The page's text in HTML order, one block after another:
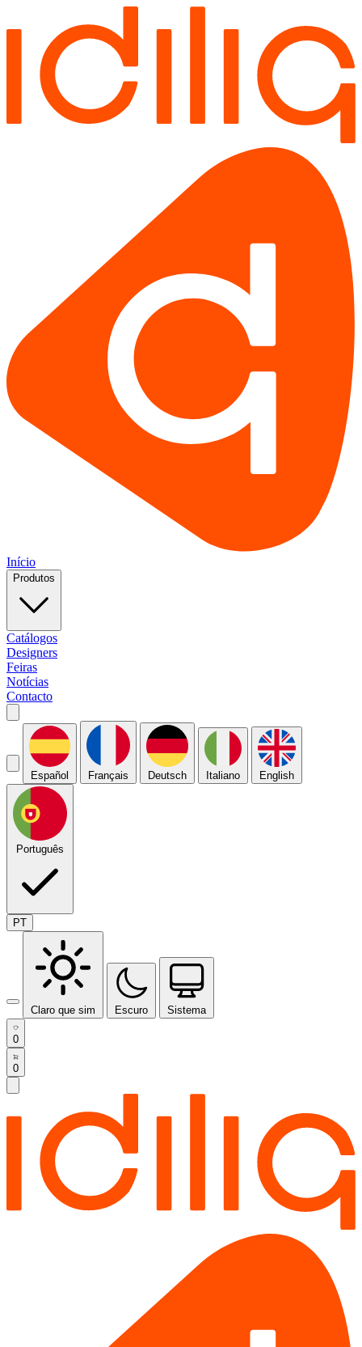
Início
Produtos
Catálogos
Designers
Feiras
Notícias
Contacto
Español Français Deutsch Italiano English
Português
PT
Claro que sim Escuro Sistema
0
0